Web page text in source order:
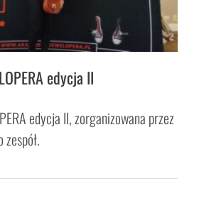
edycja II
edycja II, zorganizowana przez